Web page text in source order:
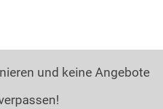
und keine Angebote